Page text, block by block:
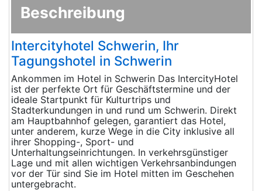
Beschreibung
Intercityhotel Schwerin, Ihr
Tagungshotel in Schwerin
Ankommen im Hotel in Schwerin Das IntercityHotel
ist der perfekte Ort für Geschäftstermine und der
ideale Startpunkt für Kulturtrips und
Stadterkundungen in und rund um Schwerin. Direkt
am Hauptbahnhof gelegen, garantiert das Hotel,
unter anderem, kurze Wege in die City inklusive all
ihrer Shopping-, Sport- und
Unterhaltungseinrichtungen. In verkehrsgünstiger
Lage und mit allen wichtigen Verkehrsanbindungen
vor der Tür sind Sie im Hotel mitten im Geschehen
untergebracht.